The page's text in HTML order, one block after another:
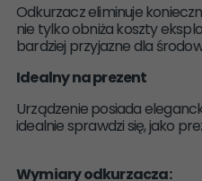
Odkurzacz eliminuje
nie tylko obniża koszty
bardziej przyjazne dla
Idealny na prezent
Urządzenie posiada
idealnie sprawdzi się, jako
Wymiary odkurzacza: